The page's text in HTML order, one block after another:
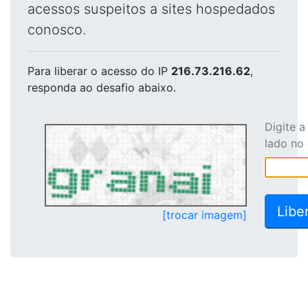
acessos suspeitos a sites hospedados
conosco.
Para liberar o acesso do IP 216.73.216.62,
responda ao desafio abaixo.
[trocar imagem]
Digite
lado no